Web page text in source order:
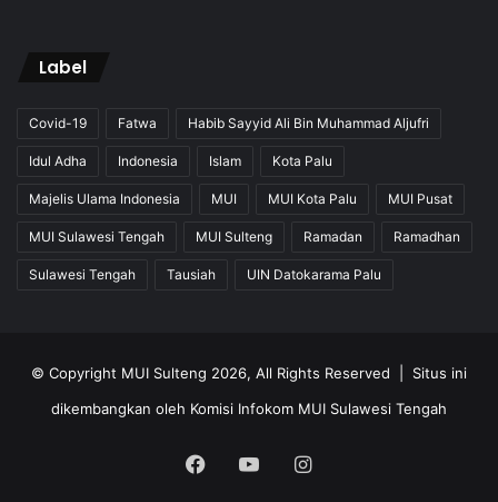
Label
Covid-19 Fatwa Habib Sayyid Ali Bin Muhammad Aljufri
Idul Adha Indonesia Islam Kota Palu
Majelis Ulama Indonesia MUI MUI Kota Palu MUI Pusat
MUI Sulawesi Tengah MUI Sulteng Ramadan Ramadhan
Sulawesi Tengah Tausiah UIN Datokarama Palu
© Copyright MUI Sulteng 2026, All Rights Reserved | Situs ini
dikembangkan oleh Komisi Infokom MUI Sulawesi Tengah
Facebook
YouTubeInstagram